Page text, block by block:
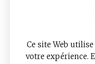
Ce site Web
votre expérience.